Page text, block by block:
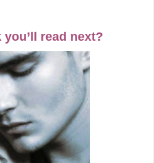
read next?